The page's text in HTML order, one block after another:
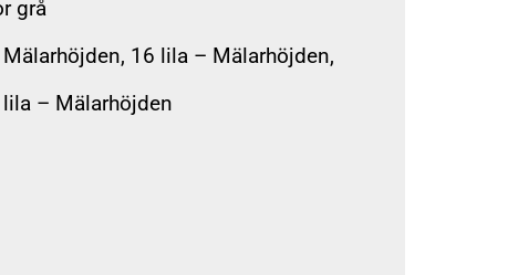
grå
16 lila – Mälarhöjden,
– Mälarhöjden